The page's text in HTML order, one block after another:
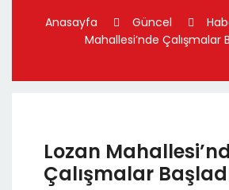
Anasayfa Güncel
Mahallesi’nde Çalışmalar
Lozan
Çalışmalar